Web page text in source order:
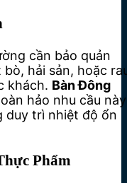
cần bảo quản
hải sản, hoặc
khách. Bàn Đông
hảo nhu cầu này
duy trì nhiệt độ ổn
Phẩm